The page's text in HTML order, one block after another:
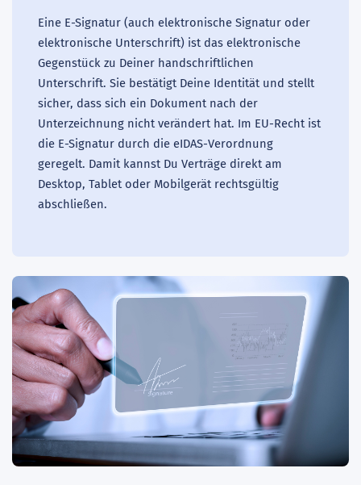
Eine E-Signatur (auch elektronische Signatur oder
elektronische Unterschrift) ist das elektronische
Gegenstück zu Deiner handschriftlichen
Unterschrift. Sie bestätigt Deine Identität und stellt
sicher, dass sich ein Dokument nach der
Unterzeichnung nicht verändert hat. Im EU-Recht ist
die E-Signatur durch die eIDAS-Verordnung
geregelt. Damit kannst Du Verträge direkt am
Desktop, Tablet oder Mobilgerät rechtsgültig
abschließen.